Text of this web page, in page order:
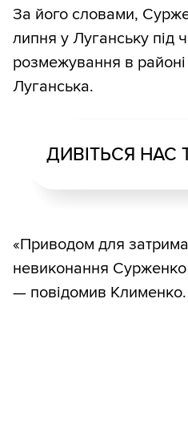
За його словами,
липня у Луганську під
розмежування в
Луганська.
ДИВІТЬСЯ НАС
«Приводом для
невиконання
— повідомив Клименко.